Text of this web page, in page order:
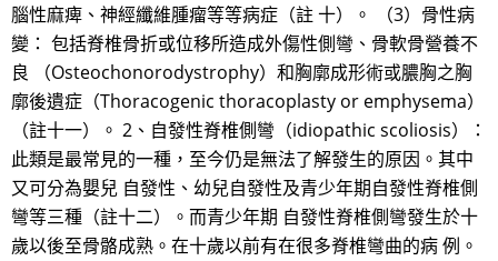
腦性麻痺、神經纖維腫瘤等等病症（註 十）。 （3）骨性病
變： 包括脊椎骨折或位移所造成外傷性側彎、骨軟骨營養不
良 （Osteochonorodystrophy）和胸廓成形術或膿胸之胸
廓後遺症（Thoracogenic thoracoplasty or emphysema）
（註十一）。 2、自發性脊椎側彎（idiopathic scoliosis）：
此類是最常見的一種，至今仍是無法了解發生的原因。其中
又可分為嬰兒 自發性、幼兒自發性及青少年期自發性脊椎側
彎等三種（註十二）。而青少年期 自發性脊椎側彎發生於十
歲以後至骨骼成熟。在十歲以前有在很多脊椎彎曲的病 例。